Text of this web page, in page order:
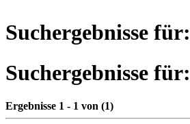
Suchergebnisse
Suchergebnisse für:
Ergebnisse 1 - 1 von (1)